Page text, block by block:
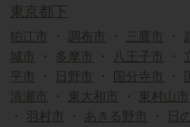
東京都下
狛江市 ・ 調布市 ・ 三鷹市 ・
城市
・ 多摩市 ・ 八王子市 ・
平市
・ 日野市 ・ 国分寺市 ・
清瀬市
・ 東大和市 ・ 東村山市
・ 羽村市 ・ あきる野市 ・ 日